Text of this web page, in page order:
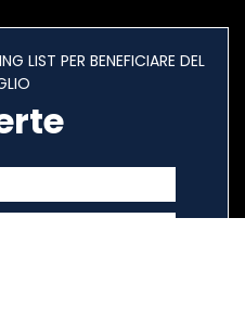
LIST PER BENEFICIARE DEL